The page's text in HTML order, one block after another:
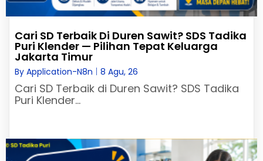
Cari SD Terbaik Di Duren Sawit? SDS Tadika
Puri Klender — Pilihan Tepat Keluarga
Jakarta Timur
By Application-N8n | 8 Agu, 26
Cari SD Terbaik di Duren Sawit? SDS Tadika
Puri Klender…